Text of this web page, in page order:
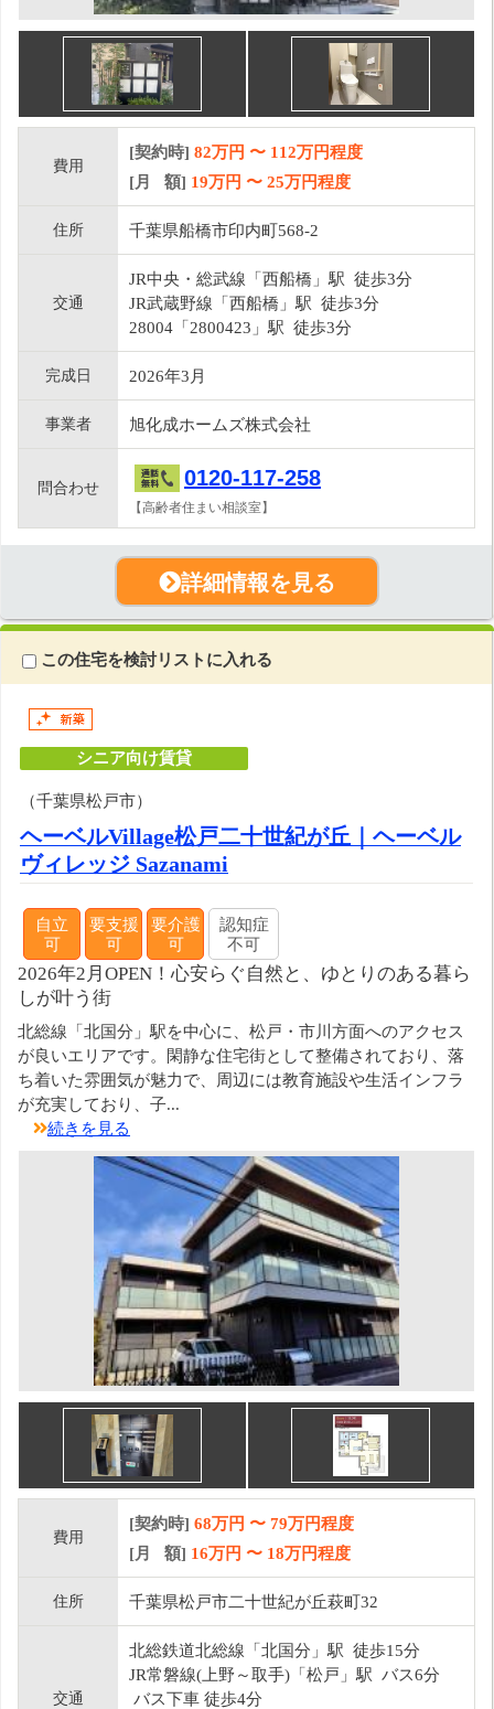
費用
[契約時] 82万円 〜 112万円程度
[月 額] 19万円 〜 25万円程度
住所 千葉県船橋市印内町568-2
交通
JR中央・総武線「西船橋」駅 徒歩3分
JR武蔵野線「西船橋」駅 徒歩3分
28004「2800423」駅 徒歩3分
完成日 2026年3月
事業者 旭化成ホームズ株式会社
問合わせ 0120-117-258
【高齢者住まい相談室】
詳細情報を見る
この住宅を検討リストに入れる
シニア向け賃貸
（千葉県松戸市）
ヘーベルVillage松戸二十世紀が丘｜ヘーベル
ヴィレッジ Sazanami
自立
可
要支援
可
要介護
可
認知症
不可
2026年2月OPEN！心安らぐ自然と、ゆとりのある暮ら
しが叶う街
北総線「北国分」駅を中心に、松戸・市川方面へのアクセス
が良いエリアです。閑静な住宅街として整備されており、落
ち着いた雰囲気が魅力で、周辺には教育施設や生活インフラ
が充実しており、子...
続きを見る
費用
[契約時] 68万円 〜 79万円程度
[月 額] 16万円 〜 18万円程度
住所 千葉県松戸市二十世紀が丘萩町32
交通
北総鉄道北総線「北国分」駅 徒歩15分
JR常磐線(上野～取手)「松戸」駅 バス6分
バス下車 徒歩4分